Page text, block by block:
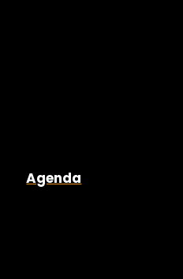
Agenda